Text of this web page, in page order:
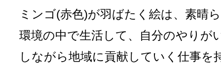
ミンゴ(赤色)が羽ばたく絵は、素晴
環境の中で生活して、自分のやりが
しながら地域に貢献していく仕事を